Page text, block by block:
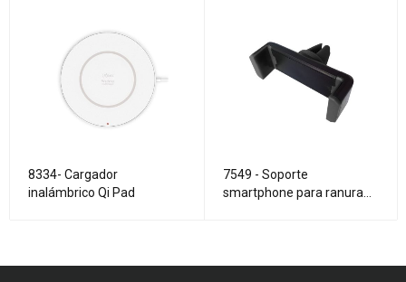
8334- Cargador
inalámbrico Qi Pad
7549 - Soporte
smartphone para ranura